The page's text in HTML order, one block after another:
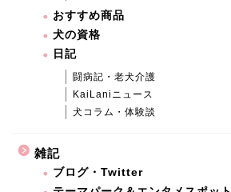
おすすめ商品
犬の資格
日記
闘病記・老犬介護
KaiLaniニュース
犬コラム・体験談
雑記
ブログ・Twitter